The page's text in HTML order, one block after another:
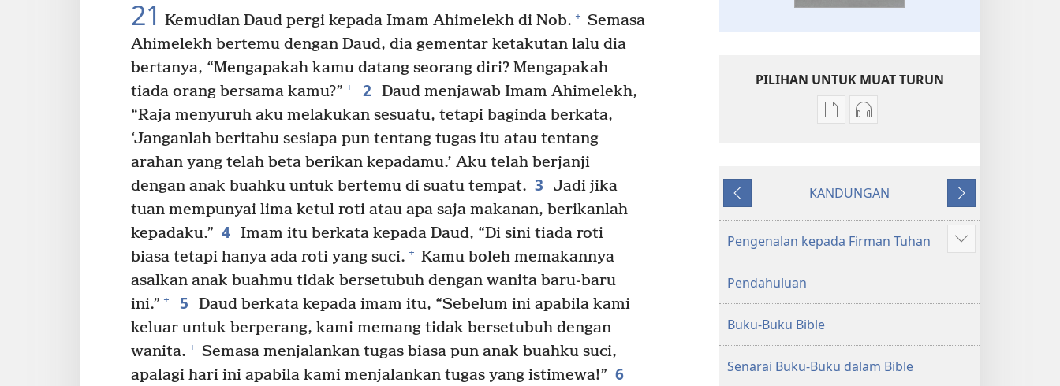
21 Kemudian Daud pergi kepada Imam Ahimelekh di Nob. + Semasa
Ahimelekh bertemu dengan Daud, dia gementar ketakutan lalu dia
bertanya, “Mengapakah kamu datang seorang diri? Mengapakah
tiada orang bersama kamu?” + 2 Daud menjawab Imam Ahimelekh,
“Raja menyuruh aku melakukan sesuatu, tetapi baginda berkata,
‘Janganlah beritahu sesiapa pun tentang tugas itu atau tentang
arahan yang telah beta berikan kepadamu.’ Aku telah berjanji
dengan anak buahku untuk bertemu di suatu tempat. 3
Jadi jika
tuan mempunyai lima ketul roti atau apa saja makanan, berikanlah
kepadaku.” 4 Imam itu berkata kepada Daud, “Di sini tiada roti
biasa tetapi hanya ada roti yang suci. + Kamu boleh memakannya
asalkan anak buahmu tidak bersetubuh dengan wanita baru-baru
ini.” + 5
Daud berkata kepada imam itu, “Sebelum ini apabila kami
keluar untuk berperang, kami memang tidak bersetubuh dengan
wanita. + Semasa menjalankan tugas biasa pun anak buahku suci,
apalagi hari ini apabila kami menjalankan tugas yang istimewa!” 6
PILIHAN UNTUK MUAT TURUN
Pilihan
bahan
Kitab
Suci
Baharu
Pilihan
audio
Terjemahan
Sebelumnya
KANDUNGAN
Seterusnya
Pengenalan kepada Firman Tuhan
Tunjukkan
lagi
Pendahuluan
Buku-Buku Bible
Senarai Buku-Buku dalam Bible